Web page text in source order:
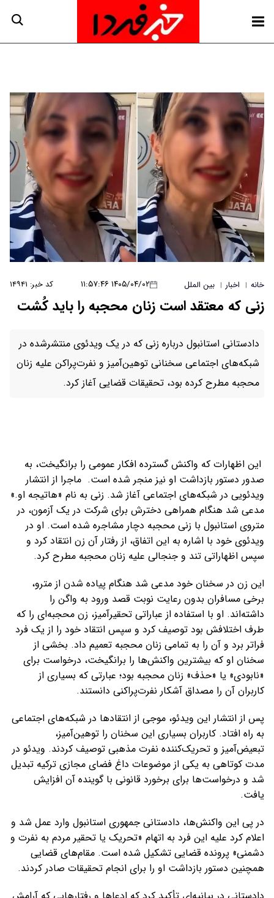
خانه | اخبار | بین الملل ۱۴۰۵/۰۴/۰۲ ۱۱:۵۷:۴۶ کد خبر: ۱۴۹۴۱
زنی که معتقد است زنان محجبه را باید کُشت
دادستانی استانبول درباره زنی که در یک ویدئوی منتشرشده در
شبکه‌های اجتماعی سخنانی توهین‌آمیز و نفرت‌پراکن علیه زنان
محجبه مطرح کرده بود، تحقیقات قضایی آغاز کرد.
این اظهارات که واکنش گسترده افکار عمومی را برانگیخت، به
صدور دستور بازداشت او نیز منجر شده است. ماجرا از انتشار
ویدئویی در شبکه‌های اجتماعی آغاز شد. زنی به نام «هاتیجه او.»
مدعی شد هنگام همراهی دخترش برای شرکت در یک آزمون، در
متروی استانبول با زنی محجبه دچار مشاجره شده است. او در
ویدئوی خود با اشاره به این اتفاق، از رفتار آن زن انتقاد کرد و
سپس اظهاراتی تند و جنجالی علیه زنان محجبه مطرح کرد.
این زن در سخنان خود مدعی شد هنگام پیاده شدن از مترو،
برخی مسافران بدون رعایت نوبت قصد ورود به واگن را
داشته‌اند. او با استفاده از عباراتی تحقیرآمیز، زن محجبه‌ای را که
طرف اختلافش بود توصیف کرد و سپس انتقاد خود را از یک فرد
فراتر برد و آن را به تمامی زنان محجبه تعمیم داد. بخشی از
سخنان او که بیشترین واکنش‌ها را برانگیخت، درخواست برای
«نابودی» یا «حذف» زنان محجبه بود؛ عبارتی که بسیاری از
کاربران آن را مصداق آشکار نفرت‌پراکنی دانستند.
پس از انتشار این ویدئو، موجی از انتقادها در شبکه‌های اجتماعی
به راه افتاد. کاربران بسیاری این سخنان را توهین‌آمیز،
تبعیض‌آمیز و تحریک‌کننده نفرت مذهبی توصیف کردند. ویدئو در
مدت کوتاهی به یکی از موضوعات داغ فضای مجازی ترکیه تبدیل
شد و درخواست‌ها برای برخورد قانونی با گوینده آن افزایش
یافت.
در پی این واکنش‌ها، دادستانی جمهوری استانبول وارد عمل شد و
اعلام کرد علیه این فرد به اتهام «تحریک یا تحقیر مردم به نفرت و
دشمنی» پرونده قضایی تشکیل شده است. مقام‌های قضایی
همچنین دستور بازداشت او را برای انجام تحقیقات صادر کردند.